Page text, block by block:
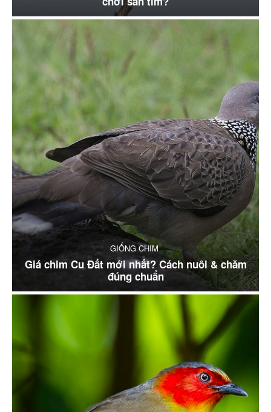
GIỐNG CHIM
Giá chim Cu Đất mới nhất? Cách nuôi & chăm
đúng chuẩn